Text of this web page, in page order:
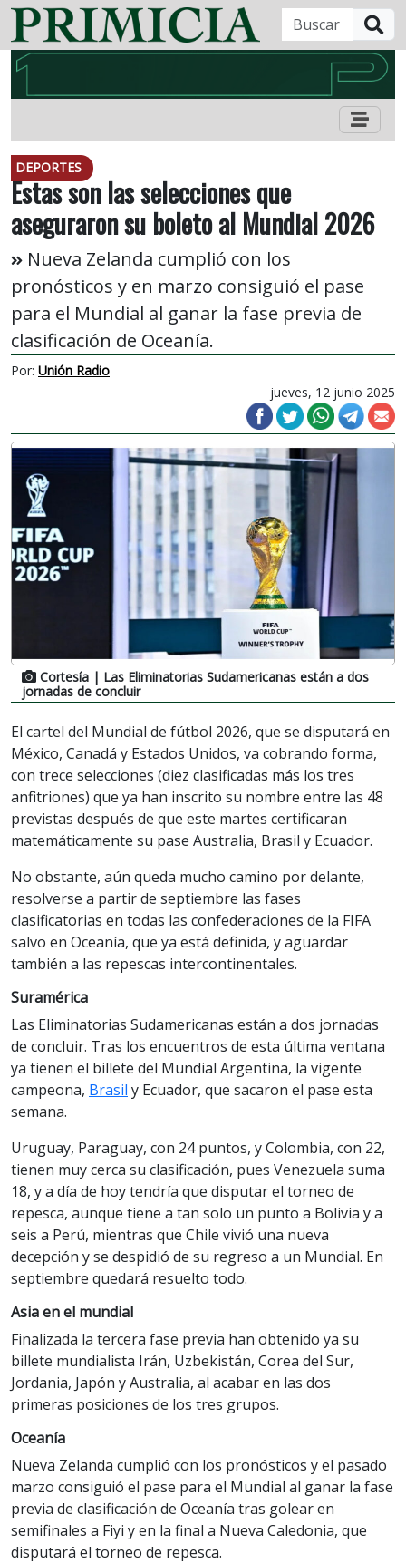
DEPORTES
Estas son las selecciones que
aseguraron su boleto al Mundial 2026
Nueva Zelanda cumplió con los
pronósticos y en marzo consiguió el pase
para el Mundial al ganar la fase previa de
clasificación de Oceanía.
Por: Unión Radio
jueves, 12 junio 2025
Cortesía | Las Eliminatorias Sudamericanas están a dos
jornadas de concluir
El cartel del Mundial de fútbol 2026, que se disputará en
México, Canadá y Estados Unidos, va cobrando forma,
con trece selecciones (diez clasificadas más los tres
anfitriones) que ya han inscrito su nombre entre las 48
previstas después de que este martes certificaran
matemáticamente su pase Australia, Brasil y Ecuador.
No obstante, aún queda mucho camino por delante,
resolverse a partir de septiembre las fases
clasificatorias en todas las confederaciones de la FIFA
salvo en Oceanía, que ya está definida, y aguardar
también a las repescas intercontinentales.
Suramérica
Las Eliminatorias Sudamericanas están a dos jornadas
de concluir. Tras los encuentros de esta última ventana
ya tienen el billete del Mundial Argentina, la vigente
campeona, Brasil y Ecuador, que sacaron el pase esta
semana.
Uruguay, Paraguay, con 24 puntos, y Colombia, con 22,
tienen muy cerca su clasificación, pues Venezuela suma
18, y a día de hoy tendría que disputar el torneo de
repesca, aunque tiene a tan solo un punto a Bolivia y a
seis a Perú, mientras que Chile vivió una nueva
decepción y se despidió de su regreso a un Mundial. En
septiembre quedará resuelto todo.
Asia en el mundial
Finalizada la tercera fase previa han obtenido ya su
billete mundialista Irán, Uzbekistán, Corea del Sur,
Jordania, Japón y Australia, al acabar en las dos
primeras posiciones de los tres grupos.
Oceanía
Nueva Zelanda cumplió con los pronósticos y el pasado
marzo consiguió el pase para el Mundial al ganar la fase
previa de clasificación de Oceanía tras golear en
semifinales a Fiyi y en la final a Nueva Caledonia, que
disputará el torneo de repesca.